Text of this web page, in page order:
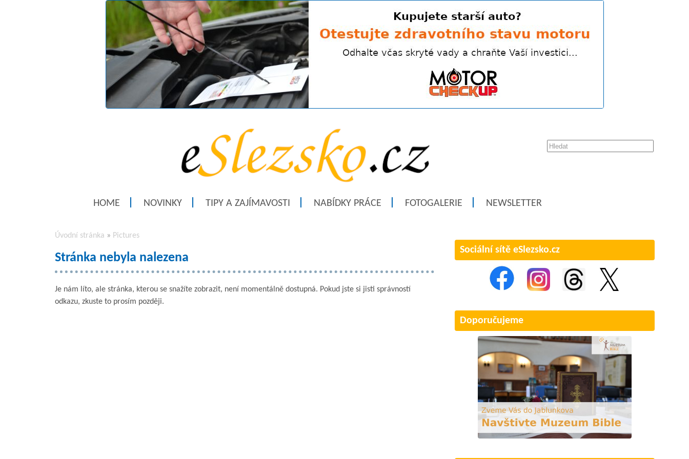
HOME NOVINKY TIPY A ZAJÍMAVOSTI NABÍDKY PRÁCE FOTOGALERIE NEWSLETTER
Úvodní stránka » Pictures
Stránka nebyla nalezena
Je nám líto, ale stránka, kterou se snažíte zobrazit, není momentálně dostupná. Pokud jste si jisti správností
odkazu, zkuste to prosím později.
Sociální sítě eSlezsko.cz
Doporučujeme